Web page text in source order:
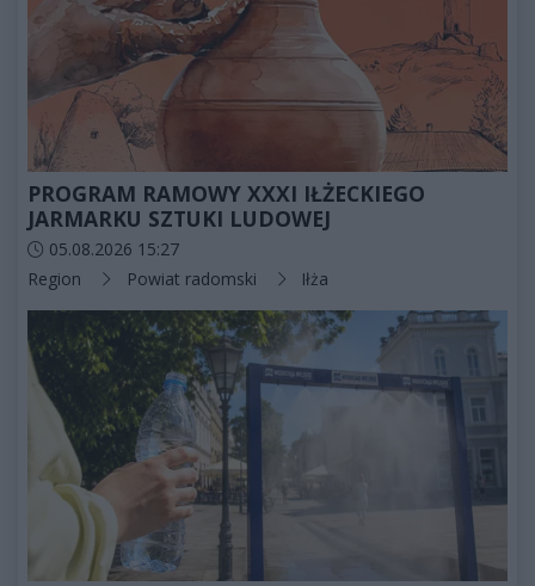
PROGRAM RAMOWY XXXI IŁŻECKIEGO
JARMARKU SZTUKI LUDOWEJ
Data dodania artykułu:
05.08.2026 15:27
Kategorie artykułu:
Region Powiat radomski Iłża